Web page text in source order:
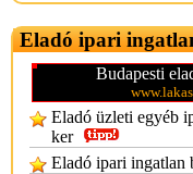
Eladó ipari
Budapesti
Eladó üzleti egyéb
ker
Eladó ipari ingatlan